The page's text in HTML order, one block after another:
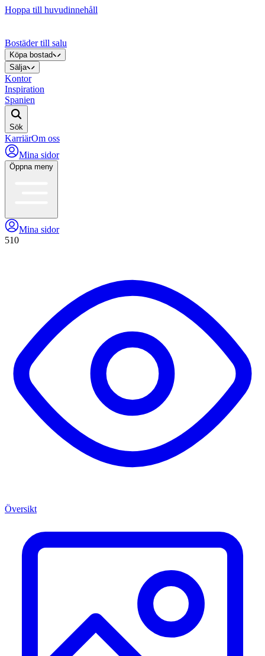
Hoppa till huvudinnehåll
Bostäder till salu
Köpa bostad
Sälja
Kontor
Inspiration
Spanien
Sök
KarriärOm oss
Mina sidor
Öppna meny
Mina sidor
510
Översikt